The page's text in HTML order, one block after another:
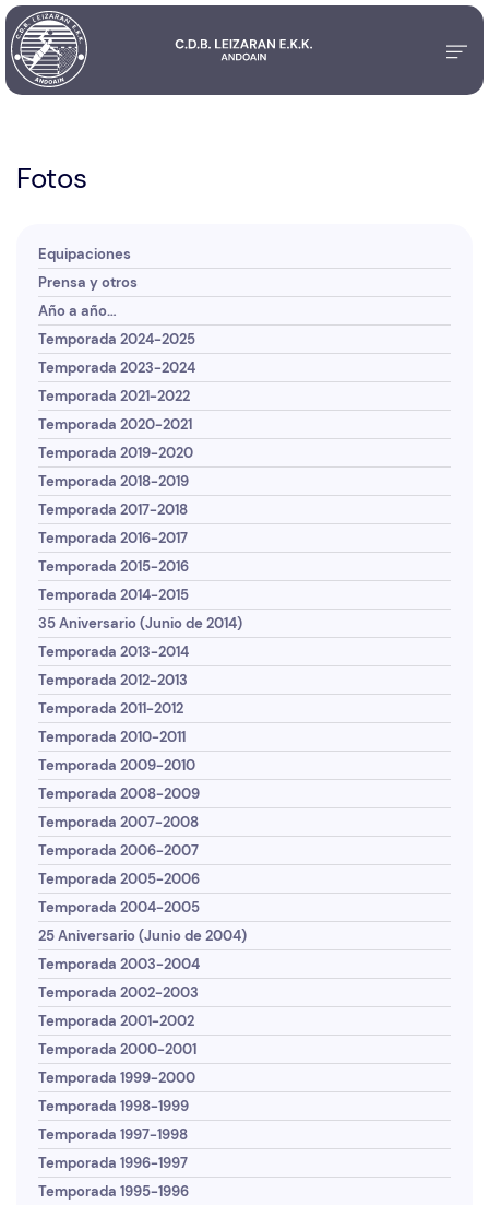
Fotos
Equipaciones
Prensa y otros
Año a año…
Temporada 2024-2025
Temporada 2023-2024
Temporada 2021-2022
Temporada 2020-2021
Temporada 2019-2020
Temporada 2018-2019
Temporada 2017-2018
Temporada 2016-2017
Temporada 2015-2016
Temporada 2014-2015
35 Aniversario (Junio de 2014)
Temporada 2013-2014
Temporada 2012-2013
Temporada 2011-2012
Temporada 2010-2011
Temporada 2009-2010
Temporada 2008-2009
Temporada 2007-2008
Temporada 2006-2007
Temporada 2005-2006
Temporada 2004-2005
25 Aniversario (Junio de 2004)
Temporada 2003-2004
Temporada 2002-2003
Temporada 2001-2002
Temporada 2000-2001
Temporada 1999-2000
Temporada 1998-1999
Temporada 1997-1998
Temporada 1996-1997
Temporada 1995-1996